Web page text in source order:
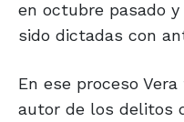
en octubre pasado
sido dictadas con
En ese proceso
autor de los delitos